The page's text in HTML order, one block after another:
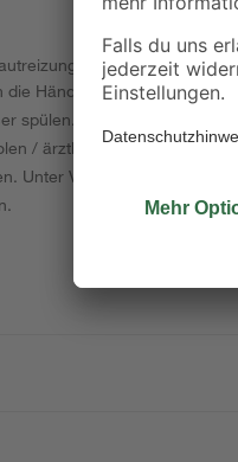
Verursacht
Hände von Kindern
spülen. Eventuell
/ ärztliche Hilfe
Unter Verschluss